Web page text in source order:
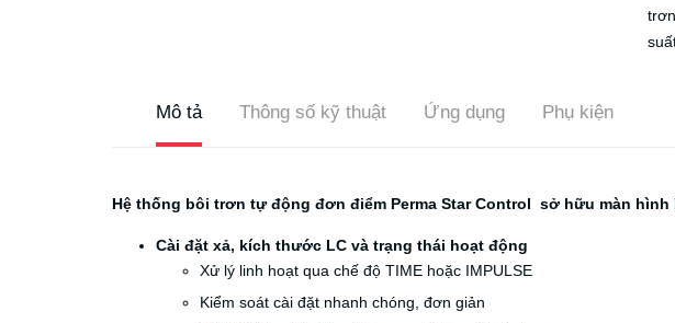
Mô tả Thông số kỹ thuật Ứng dụng Phụ kiện
Hệ thống bôi trơn tự động đơn điểm Perma Star Control sở hữu màn
Cài đặt xả, kích thước LC và trạng thái hoạt động
Xử lý linh hoạt qua chế độ TIME hoặc IMPULSE
Kiểm soát cài đặt nhanh chóng, đơn giản